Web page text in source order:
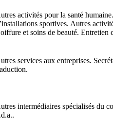
activités pour la santé
sportives. Autres
et soins de beauté. Entretien
services aux entreprises.
intermédiaires spécialisés du